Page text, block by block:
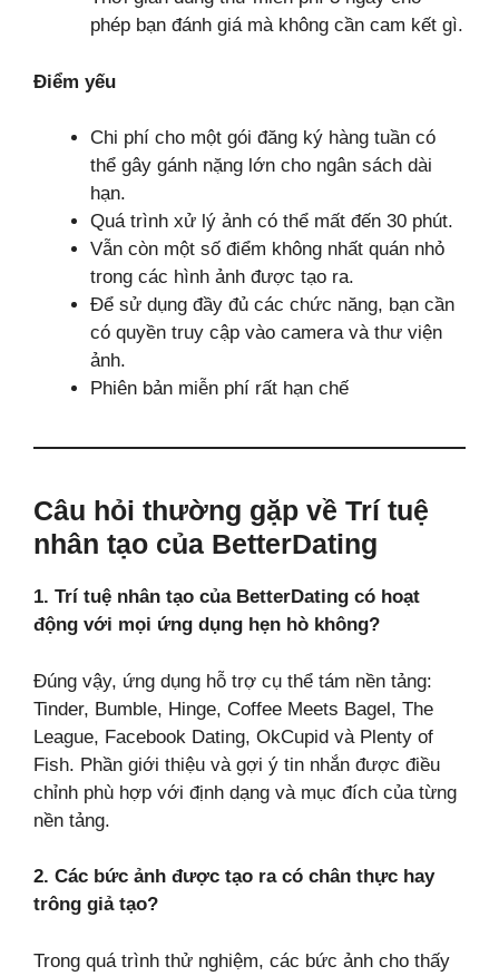
phép bạn đánh giá mà không cần cam kết gì.
Điểm yếu
Chi phí cho một gói đăng ký hàng tuần có
thể gây gánh nặng lớn cho ngân sách dài
hạn.
Quá trình xử lý ảnh có thể mất đến 30 phút.
Vẫn còn một số điểm không nhất quán nhỏ
trong các hình ảnh được tạo ra.
Để sử dụng đầy đủ các chức năng, bạn cần
có quyền truy cập vào camera và thư viện
ảnh.
Phiên bản miễn phí rất hạn chế
Câu hỏi thường gặp về Trí tuệ
nhân tạo của BetterDating
1. Trí tuệ nhân tạo của BetterDating có hoạt
động với mọi ứng dụng hẹn hò không?
Đúng vậy, ứng dụng hỗ trợ cụ thể tám nền tảng:
Tinder, Bumble, Hinge, Coffee Meets Bagel, The
League, Facebook Dating, OkCupid và Plenty of
Fish. Phần giới thiệu và gợi ý tin nhắn được điều
chỉnh phù hợp với định dạng và mục đích của từng
nền tảng.
2. Các bức ảnh được tạo ra có chân thực hay
trông giả tạo?
Trong quá trình thử nghiệm, các bức ảnh cho thấy